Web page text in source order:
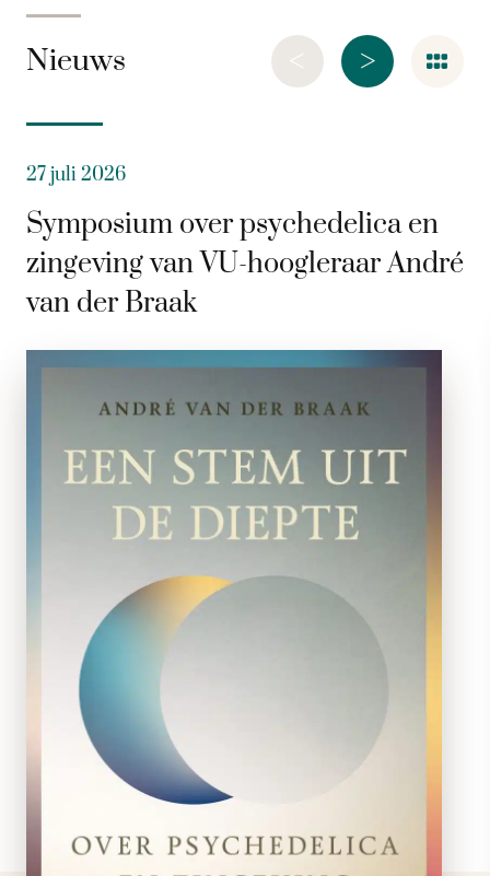
Nieuws >
<
27 juli 2026
Symposium over psychedelica en
zingeving van VU-hoogleraar André
van der Braak